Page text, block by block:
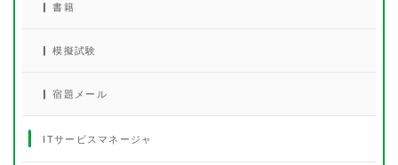
書籍
模擬試験
宿題メール
ITサービスマネージャ